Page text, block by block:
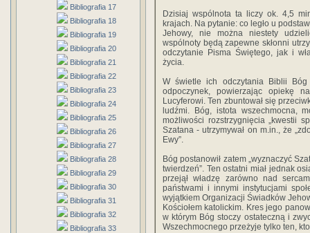
Bibliografia 17
Bibliografia 18
Bibliografia 19
Bibliografia 20
Bibliografia 21
Bibliografia 22
Bibliografia 23
Bibliografia 24
Bibliografia 25
Bibliografia 26
Bibliografia 27
Bibliografia 28
Bibliografia 29
Bibliografia 30
Bibliografia 31
Bibliografia 32
Bibliografia 33
Dzisiaj wspólnota ta liczy ok. 4,5
krajach. Na pytanie: co legło u
Jehowy, nie można niestety
wspólnoty będą zapewne skłonni
odczytanie Pisma Świętego, jak i
życia.
W świetle ich odczytania Biblii
odpoczynek, powierzając opiekę
Lucyferowi. Ten zbuntował się
ludźmi. Bóg, istota wszechmocna,
możliwości rozstrzygnięcia „kwestii
Szatana - utrzymywał on m.in., że
Ewy”.
Bóg postanowił zatem „wyznaczyć
twierdzeń”. Ten ostatni miał jednak
przejął władzę zarówno nad
państwami i innymi instytucjami
wyjątkiem Organizacji Świadków
Kościołem katolickim. Kres jego
w którym Bóg stoczy ostateczną i
Wszechmocnego przeżyje tylko ten,